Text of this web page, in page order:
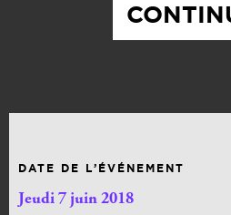
DATE DE L’ÉVÉNEMENT
Jeudi 7 juin 2018